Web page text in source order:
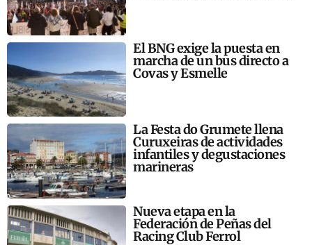
El BNG exige la puesta en
marcha de un bus directo a
Covas y Esmelle
La Festa do Grumete llena
Curuxeiras de actividades
infantiles y degustaciones
marineras
Nueva etapa en la
Federación de Peñas del
Racing Club Ferrol